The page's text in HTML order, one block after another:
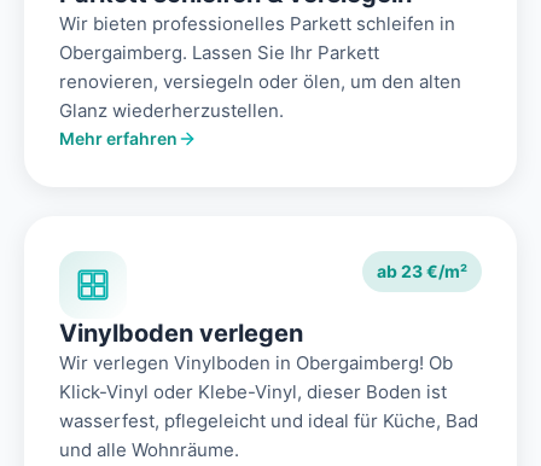
Wir bieten professionelles Parkett schleifen in
Obergaimberg. Lassen Sie Ihr Parkett
renovieren, versiegeln oder ölen, um den alten
Glanz wiederherzustellen.
Mehr erfahren
ab 23 €/m²
Vinylboden verlegen
Wir verlegen Vinylboden in Obergaimberg! Ob
Klick-Vinyl oder Klebe-Vinyl, dieser Boden ist
wasserfest, pflegeleicht und ideal für Küche, Bad
und alle Wohnräume.